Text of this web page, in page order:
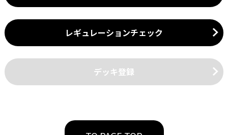
レギュレーションチェック
デッキ登録